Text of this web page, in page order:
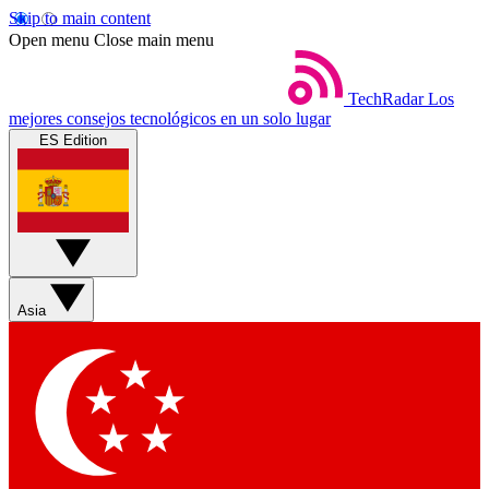
Skip to main content
Open menu Close main menu
TechRadar Los
mejores consejos tecnológicos en un solo lugar
ES Edition
Asia